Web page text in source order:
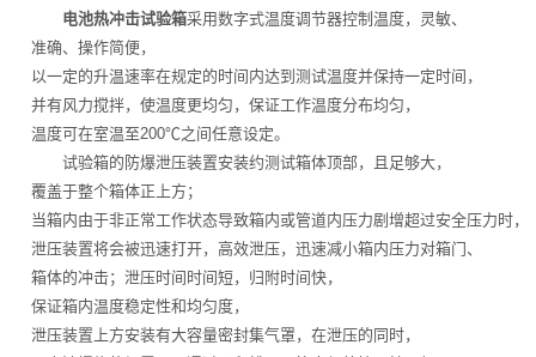
电池热冲击试验箱采用数字式温度调节器控制温度，灵敏、
准确、操作简便，
以一定的升温速率在规定的时间内达到测试温度并保持一定时间，
并有风力搅拌，使温度更均匀，保证工作温度分布均匀，
温度可在室温至200℃之间任意设定。
试验箱的防爆泄压装置安装约测试箱体顶部，且足够大，
覆盖于整个箱体正上方；
当箱内由于非正常工作状态导致箱内或管道内压力剧增超过安全压力时，
泄压装置将会被迅速打开，高效泄压，迅速减小箱内压力对箱门、
箱体的冲击；泄压时间时间短，归附时间快，
保证箱内温度稳定性和均匀度，
泄压装置上方安装有大容量密封集气罩，在泄压的同时，